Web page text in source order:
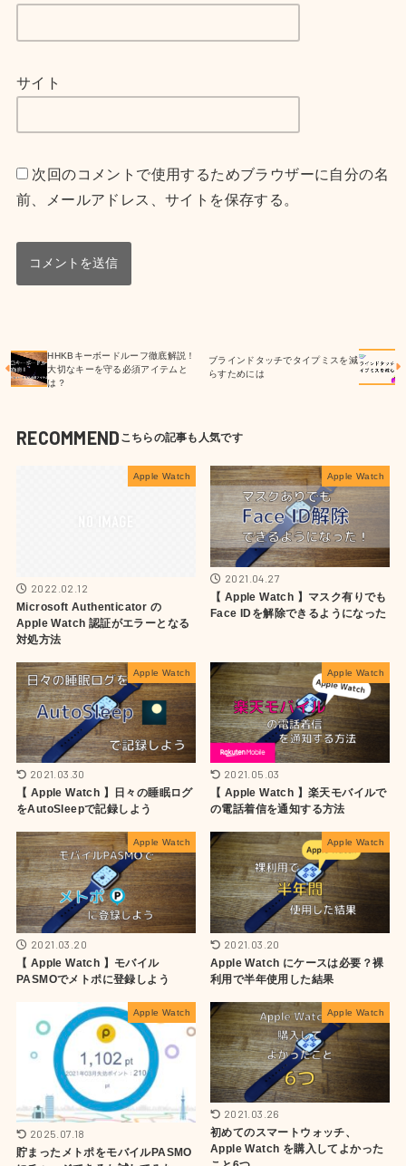
サイト
次回のコメントで使用するためブラウザーに自分の名
前、メールアドレス、サイトを保存する。
HHKBキーボードルーフ徹底解説！
大切なキーを守る必須アイテムと
は？
ブラインドタッチでタイプミスを減
らすためには
RECOMMEND
Apple Watch
2022.02.12
Microsoft Authenticator の
Apple Watch 認証がエラーとなる
対処方法
Apple Watch
2021.04.27
【 Apple Watch 】マスク有りでも
Face IDを解除できるようになった
Apple Watch
2021.03.30
【 Apple Watch 】日々の睡眠ログ
をAutoSleepで記録しよう
Apple Watch
2021.05.03
【 Apple Watch 】楽天モバイルで
の電話着信を通知する方法
Apple Watch
2021.03.20
【 Apple Watch 】モバイル
PASMOでメトポに登録しよう
Apple Watch
2021.03.20
Apple Watch にケースは必要？裸
利用で半年使用した結果
Apple Watch
2025.07.18
貯まったメトポをモバイルPASMO
Apple Watch
2021.03.26
初めてのスマートウォッチ、
Apple Watch を購入してよかった